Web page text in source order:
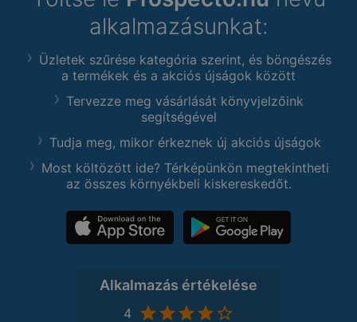
alkalmazásunkat:
Üzletek szűrése kategória szerint, és böngészés
a termékek és a akciós újságok között
Tervezze meg vásárlását könyvjelzőink
segítségével
Tudja meg, mikor érkeznek új akciós újságok
Most költözött ide? Térképünkön megtekintheti
az összes környékbeli kiskereskedőt.
Alkalmazás értékelése
4